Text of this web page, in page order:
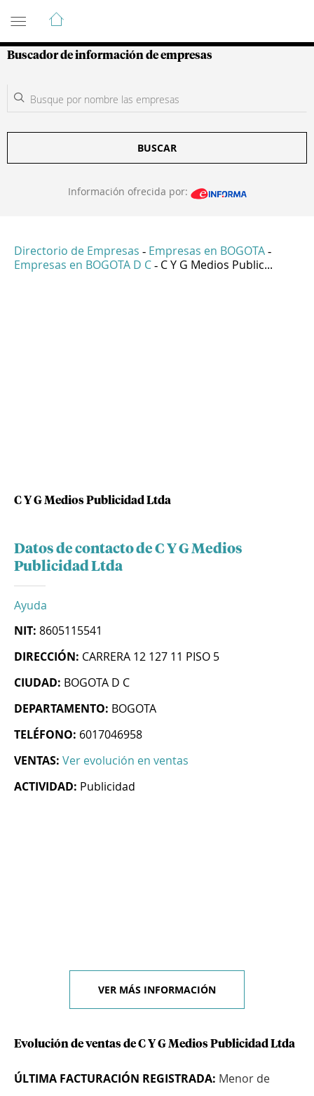
Guía de Empresas Colombianas
Buscador de información de empresas
BUSCAR
Información ofrecida por:
Directorio de Empresas - Empresas en BOGOTA -
Empresas en BOGOTA D C - C Y G Medios Public...
C Y G Medios Publicidad Ltda
Datos de contacto de C Y G Medios
Publicidad Ltda
Ayuda
NIT: 8605115541
DIRECCIÓN: CARRERA 12 127 11 PISO 5
CIUDAD: BOGOTA D C
DEPARTAMENTO: BOGOTA
TELÉFONO: 6017046958
VENTAS: Ver evolución en ventas
ACTIVIDAD: Publicidad
VER MÁS INFORMACIÓN
Evolución de ventas de C Y G Medios Publicidad Ltda
ÚLTIMA FACTURACIÓN REGISTRADA: Menor de